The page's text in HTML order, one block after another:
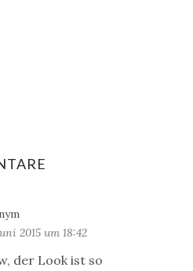
2015 um 18:42
der Look ist so